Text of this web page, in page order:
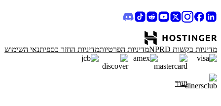
מדיניות בקשות NPRD מדיניות הפרטיותמדיניות החזר כספיתנאי השימוש
ועוד